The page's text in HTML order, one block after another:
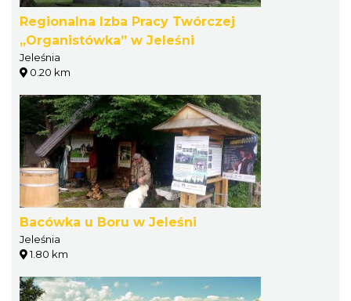
Regionalna Izba Pracy Twórczej
„Organistówka” w Jeleśni
Jeleśnia
0.20 km
Bacówka u Boru w Jeleśni
Jeleśnia
1.80 km